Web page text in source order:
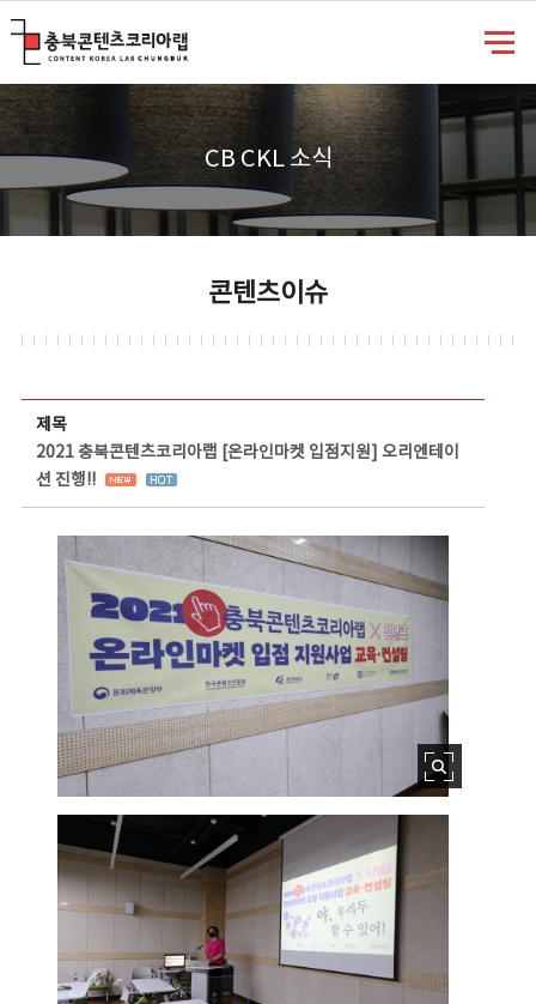
CB CKL 소식
콘텐츠이슈
제목
2021 충북콘텐츠코리아랩 [온라인마켓 입점지원] 오리엔테이
션 진행!!